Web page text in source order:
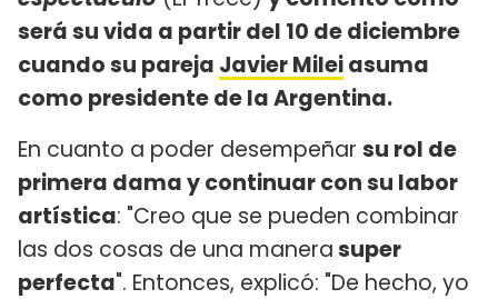
será su vida a partir del 10 de diciembre
cuando su pareja Javier Mileiasuma
como presidente de la Argentina.
En cuanto a poder desempeñar su rol de
primera dama y continuar con su labor
artística: "Creo que se pueden combinar
las dos cosas de una manerasuper
perfecta". Entonces, explicó: "De hecho, yo